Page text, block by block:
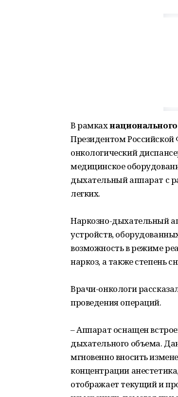
В рамках
Президентом
онкологический
медицинское
дыхательный аппарат с
легких.
Наркозно-дыхательный
устройств,
возможность в режиме
наркоз, а также степень
Врачи-онкологи
проведения операций.
– Аппарат оснащен
дыхательного объема.
мгновенно вносить
концентрации
отображает текущий и